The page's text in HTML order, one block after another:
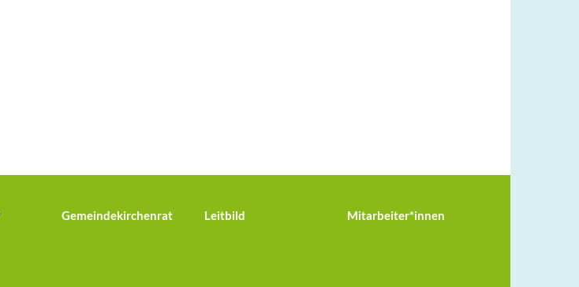
Gemeindekirchenrat Leitbild Mitarbeiter*innen